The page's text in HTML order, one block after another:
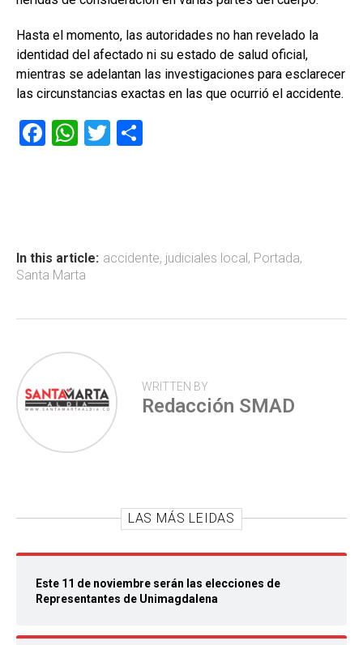
Hasta el momento, las autoridades no han revelado la
identidad del afectado ni su estado de salud oficial,
mientras se adelantan las investigaciones para esclarecer
las circunstancias exactas en las que ocurrió el accidente.
F
ok
W
p
p
T
tir
In this article: accidente, judiciales local , Portada,
Santa Marta
WRITTEN BY
Redacción SMAD
LAS MÁS LEIDAS
Este 11 de noviembre serán las elecciones de
Representantes de Unimagdalena